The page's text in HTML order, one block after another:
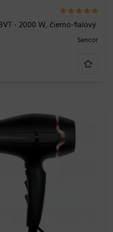
- 2000 W, čierno-fialový
Sencor